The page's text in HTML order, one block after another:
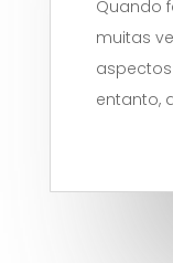
Quando
muitas
entanto,